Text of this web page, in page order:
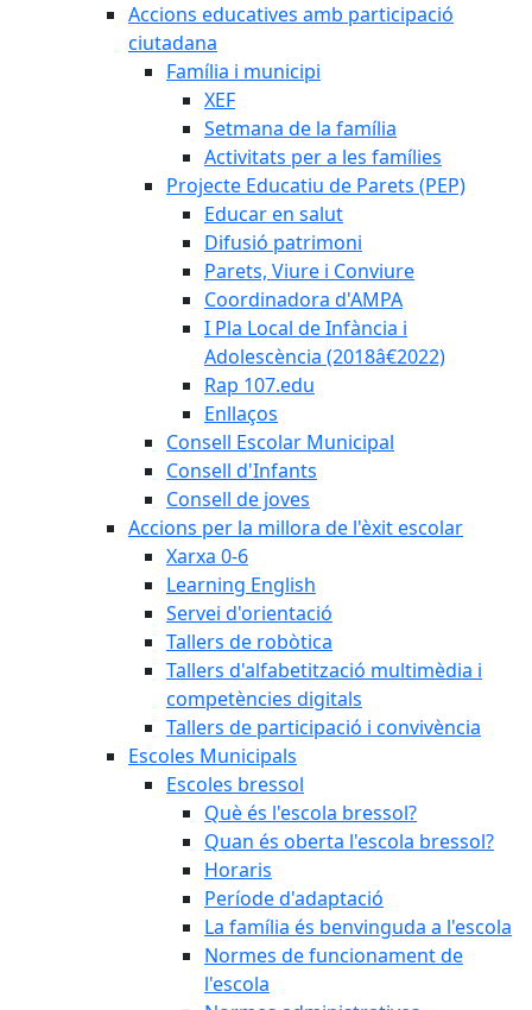
Accions educatives amb participació
ciutadana
Família i municipi
XEF
Setmana de la família
Activitats per a les famílies
Projecte Educatiu de Parets (PEP)
Educar en salut
Difusió patrimoni
Parets, Viure i Conviure
Coordinadora d'AMPA
I Pla Local de Infància i
Adolescència (2018â€2022)
Rap 107.edu
Enllaços
Consell Escolar Municipal
Consell d'Infants
Consell de joves
Accions per la millora de l'èxit escolar
Xarxa 0-6
Learning English
Servei d'orientació
Tallers de robòtica
Tallers d'alfabetització multimèdia i
competències digitals
Tallers de participació i convivència
Escoles Municipals
Escoles bressol
Què és l'escola bressol?
Quan és oberta l'escola bressol?
Horaris
Període d'adaptació
La família és benvinguda a l'escola
Normes de funcionament de
l'escola